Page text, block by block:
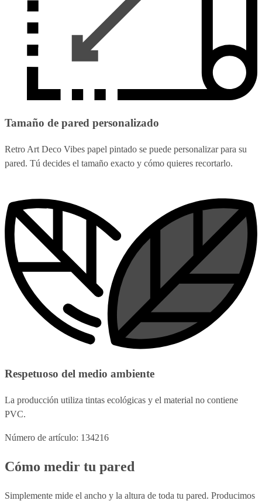
Tamaño de pared personalizado
Retro Art Deco Vibes papel pintado se puede personalizar para su
pared. Tú decides el tamaño exacto y cómo quieres recortarlo.
Respetuoso del medio ambiente
La producción utiliza tintas ecológicas y el material no contiene
PVC.
Número de artículo: 134216
Cómo medir tu pared
Simplemente mide el ancho y la altura de toda tu pared. Producimos